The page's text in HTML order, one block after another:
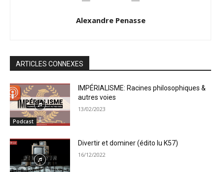
Alexandre Penasse
ARTICLES CONNEXES
Podcast
IMPÉRIALISME: Racines philosophiques &
autres voies
13/02/2023
Divertir et dominer (édito lu K57)
16/12/2022